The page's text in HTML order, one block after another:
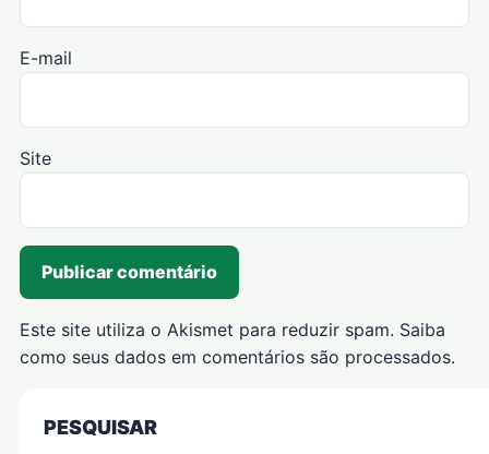
E-mail
Site
Este site utiliza o Akismet para reduzir spam. Saiba
como seus dados em comentários são processados.
PESQUISAR